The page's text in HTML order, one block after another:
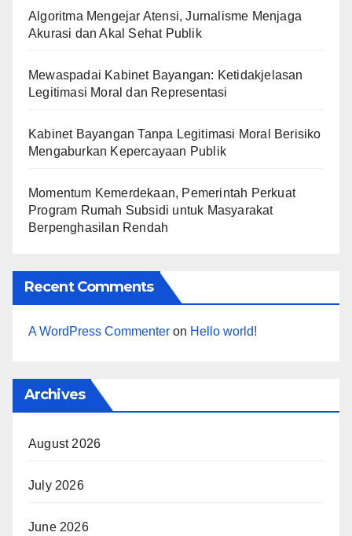
Algoritma Mengejar Atensi, Jurnalisme Menjaga
Akurasi dan Akal Sehat Publik
Mewaspadai Kabinet Bayangan: Ketidakjelasan
Legitimasi Moral dan Representasi
Kabinet Bayangan Tanpa Legitimasi Moral Berisiko
Mengaburkan Kepercayaan Publik
Momentum Kemerdekaan, Pemerintah Perkuat
Program Rumah Subsidi untuk Masyarakat
Berpenghasilan Rendah
Recent Comments
A WordPress Commenter on Hello world!
Archives
August 2026
July 2026
June 2026